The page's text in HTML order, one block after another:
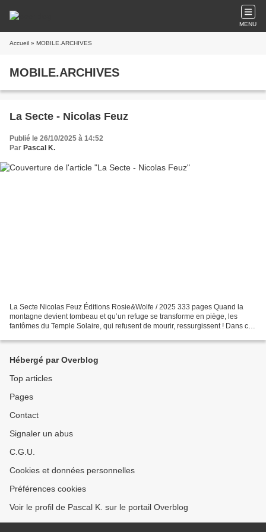
MENU
Accueil » MOBILE.ARCHIVES
MOBILE.ARCHIVES
La Secte - Nicolas Feuz
Publié le 26/10/2025 à 14:52
Par Pascal K.
La Secte Nicolas Feuz Éditions Rosie&Wolfe / 2025 333 pages Quand la
montagne devient tombeau et qu’un refuge se transforme en piège, les
fantômes du Temple Solaire, qui refusent de mourir, ressurgissent ! Dans ce
Hébergé par Overblog
Top articles
Pages
Contact
Signaler un abus
C.G.U.
Cookies et données personnelles
Préférences cookies
Voir le profil de Pascal K. sur le portail Overblog